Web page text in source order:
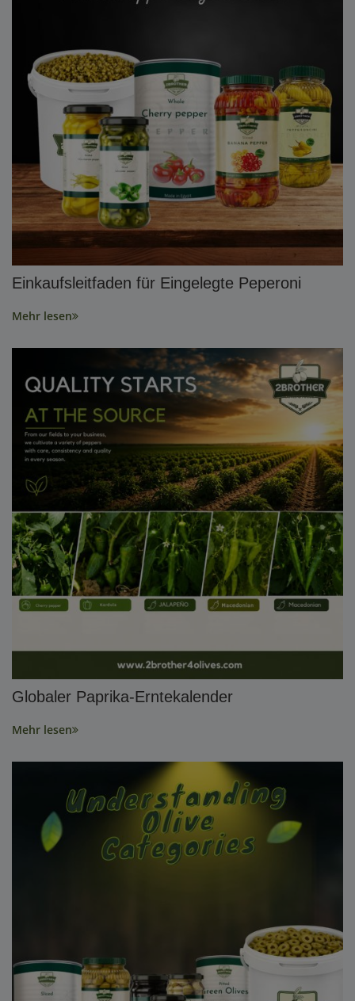
Einkaufsleitfaden für Eingelegte Peperoni
Mehr lesen
Globaler Paprika-Erntekalender
Mehr lesen